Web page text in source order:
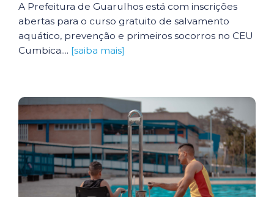
A Prefeitura de Guarulhos está com inscrições
abertas para o curso gratuito de salvamento
aquático, prevenção e primeiros socorros no CEU
Cumbica.... [saiba mais]